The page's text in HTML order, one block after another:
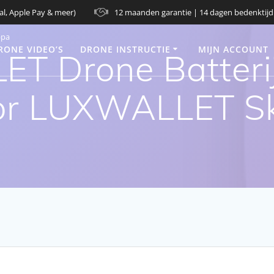
Apple Pay & meer) 12 maanden garantie | 14 dagen bedenktijd
VIDEO’S DRONE INSTRUCTIE MIJN ACCOUNT
Drone
LUXWALLET